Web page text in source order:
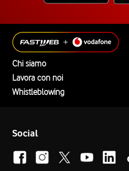
Chi siamo
Lavora con noi
Whistleblowing
Social